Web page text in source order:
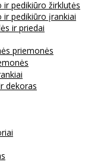
ir pedikiūro žirklutės
ir pedikiūro įrankiai
ir priedai
priemonės
dekoras